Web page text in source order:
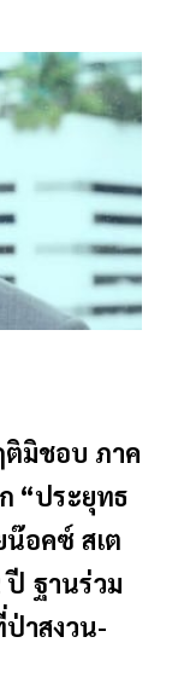
มิชอบ ภาค
“ประยุทธ
อคซ์ สเต
ปี ฐานร่วม
าสงวน-